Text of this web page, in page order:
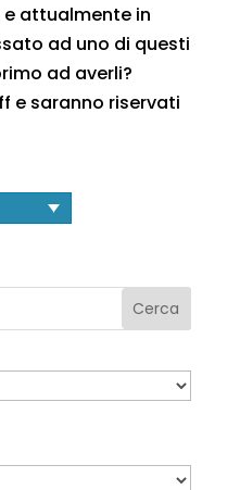
e attualmente in
ad uno di questi
ad averli?
e saranno riservati